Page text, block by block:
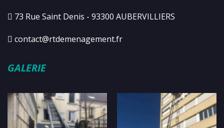
73 Rue Saint Denis - 93300 AUBERVILLIERS
contact@rtdemenagement.fr
GALERIE